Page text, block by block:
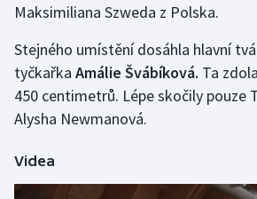
Stolní tenis
Triatlon
Veslování
Volejbal
Maksimiliana Szweda z Polska.
Stejného umístění dosáhla hlavní
tyčkařka Amálie Švábíková. Ta
450 centimetrů. Lépe skočily pouze
Alysha Newmanová.
Videa